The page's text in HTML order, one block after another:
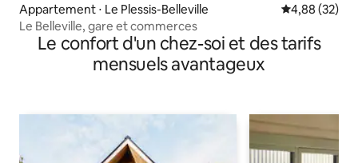
Appartement ⋅ Le Plessis-Belleville Évaluation
4,88 (32)
Le Belleville, gare et commerces
Le confort d'un chez-soi et des tarifs
mensuels avantageux